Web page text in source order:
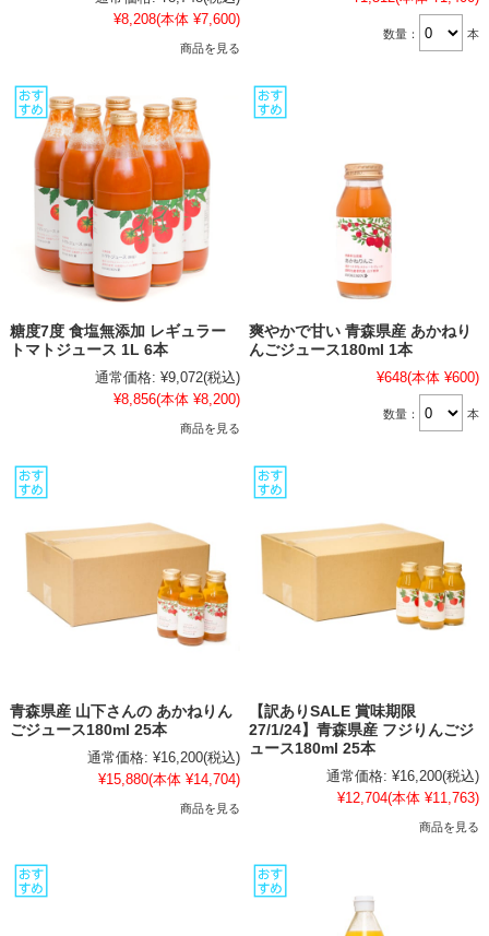
¥8,208(本体 ¥7,600)
商品を見る
数量： 本
糖度7度 食塩無添加 レギュラー
トマトジュース 1L 6本
通常価格: ¥9,072(税込)
¥8,856(本体 ¥8,200)
商品を見る
爽やかで甘い 青森県産 あかねり
んごジュース180ml 1本
¥648(本体 ¥600)
数量： 本
青森県産 山下さんの あかねりん
ごジュース180ml 25本
通常価格: ¥16,200(税込)
¥15,880(本体 ¥14,704)
商品を見る
【訳ありSALE 賞味期限
27/1/24】青森県産 フジりんごジ
ュース180ml 25本
通常価格: ¥16,200(税込)
¥12,704(本体 ¥11,763)
商品を見る